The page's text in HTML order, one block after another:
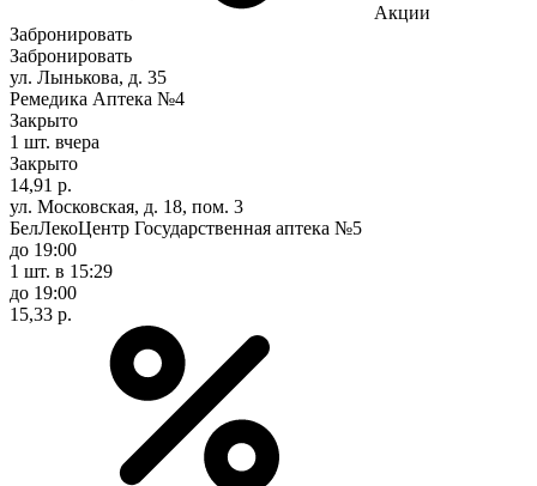
Акции
Забронировать
Забронировать
ул. Лынькова, д. 35
Ремедика Аптека №4
Закрыто
1 шт. вчера
Закрыто
14,91 р.
ул. Московская, д. 18, пом. 3
БелЛекоЦентр Государственная аптека №5
до 19:00
1 шт. в 15:29
до 19:00
15,33 р.